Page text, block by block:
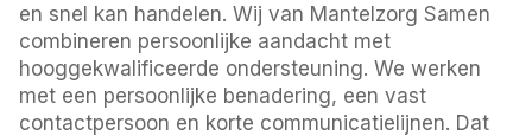
en snel kan handelen. Wij van Mantelzorg Samen
combineren persoonlijke aandacht met
hooggekwalificeerde ondersteuning. We werken
met een persoonlijke benadering, een vast
contactpersoon en korte communicatielijnen. Dat